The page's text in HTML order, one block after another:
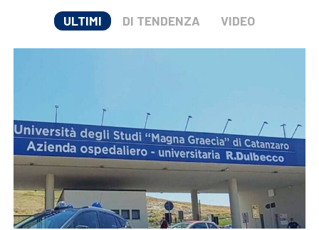
ULTIMI DI TENDENZA VIDEO